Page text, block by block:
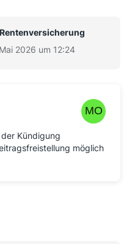
2026 um 12:24
Kündigung
möglich